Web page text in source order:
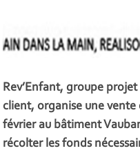
Rev’Enfant, groupe
client, organise une vente
février au bâtiment
récolter les fonds